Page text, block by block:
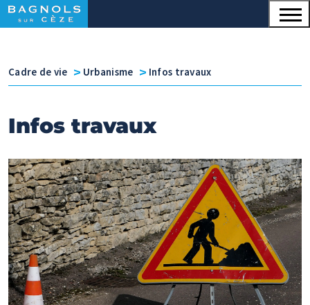
Panneau de gestion des cookies
Menu principal
Contenu
Cadre de vie v Urbanisme v Infos travaux
Infos travaux